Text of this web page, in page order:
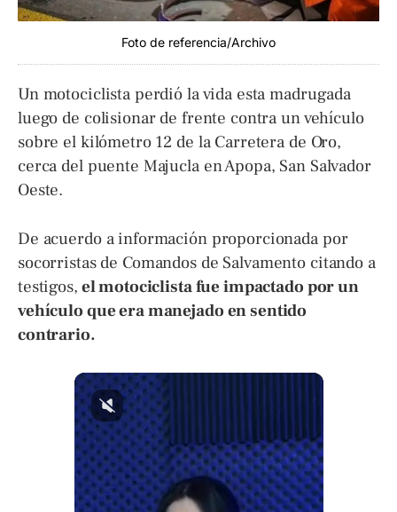
Foto de referencia/Archivo
Un motociclista perdió la vida esta madrugada
luego de colisionar de frente contra un vehículo
sobre el kilómetro 12 de la Carretera de Oro,
cerca del puente Majucla en Apopa, San Salvador
Oeste.
De acuerdo a información proporcionada por
socorristas de Comandos de Salvamento citando a
testigos, el motociclista fue impactado por un
vehículo que era manejado en sentido
contrario.